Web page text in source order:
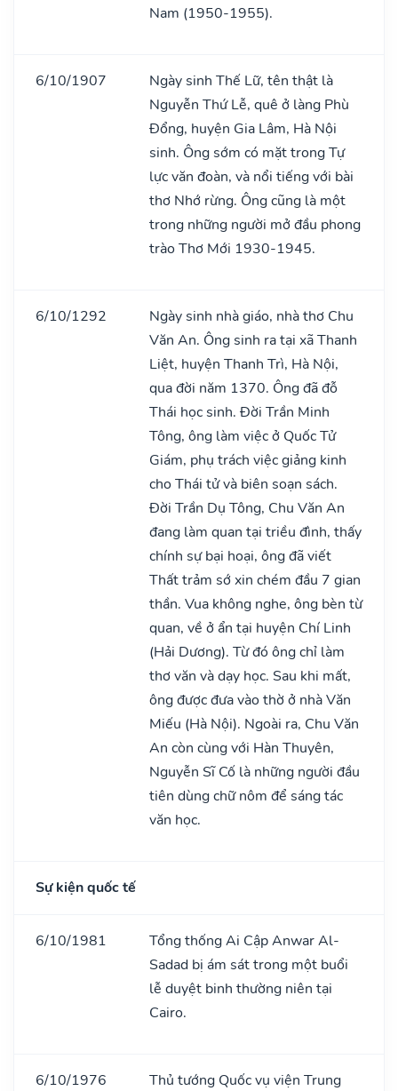
Nam (1950-1955).
6/10/1907
Ngày sinh Thế Lữ, tên thật là
Nguyễn Thứ Lễ, quê ở làng Phù
Đổng, huyện Gia Lâm, Hà Nội
sinh. Ông sớm có mặt trong Tự
lực văn đoàn, và nổi tiếng với bài
thơ Nhớ rừng. Ông cũng là một
trong những người mở đầu phong
trào Thơ Mới 1930-1945.
6/10/1292
Ngày sinh nhà giáo, nhà thơ Chu
Văn An. Ông sinh ra tại xã Thanh
Liệt, huyện Thanh Trì, Hà Nội,
qua đời năm 1370. Ông đã đỗ
Thái học sinh. Đời Trần Minh
Tông, ông làm việc ở Quốc Tử
Giám, phụ trách việc giảng kinh
cho Thái tử và biên soạn sách.
Đời Trần Dụ Tông, Chu Văn An
đang làm quan tại triều đình, thấy
chính sự bại hoại, ông đã viết
Thất trảm sớ xin chém đầu 7 gian
thần. Vua không nghe, ông bèn từ
quan, về ở ẩn tại huyện Chí Linh
(Hải Dương). Từ đó ông chỉ làm
thơ văn và dạy học. Sau khi mất,
ông được đưa vào thờ ở nhà Văn
Miếu (Hà Nội). Ngoài ra, Chu Văn
An còn cùng với Hàn Thuyên,
Nguyễn Sĩ Cố là những người đầu
tiên dùng chữ nôm để sáng tác
văn học.
Sự kiện quốc tế
6/10/1981
Tổng thống Ai Cập Anwar Al-
Sadad bị ám sát trong một buổi
lễ duyệt binh thường niên tại
Cairo.
6/10/1976
Thủ tướng Quốc vụ viện Trung